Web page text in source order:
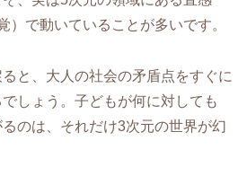
）で動いていることが多いです。
と、大人の社会の矛盾点をすぐに
しょう。子どもが何に対しても
るのは、それだけ3次元の世界が幻